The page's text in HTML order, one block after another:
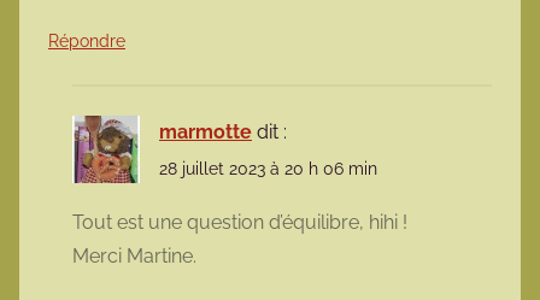
Répondre
marmotte dit :
28 juillet 2023 à 20 h 06 min
Tout est une question d’équilibre, hihi !
Merci Martine.